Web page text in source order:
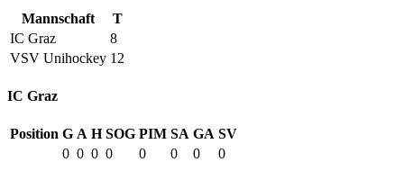
Mannschaft
T
IC Graz
8
VSV Unihockey 12
IC Graz
Position G A H SOG PIM SA GA SV
0 0 0 0 0 0 0 0